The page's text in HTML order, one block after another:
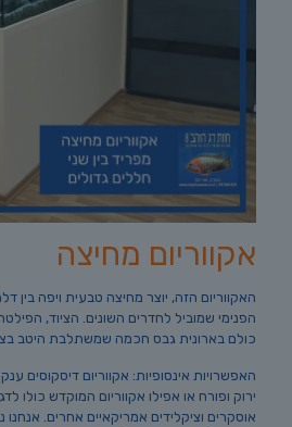
אקווריום מחיצה
האקווריום הזה, יוצר מחיצה טבעית ויפה בין
הפנימי שמוביל לחדרים השונים. הציוד,
כולם בארונית גבס חכמה שמשתלבת היטב
האפשרויות אינסופיות: אקווריום דיסקוסים
ירוק ופורח או אפילו אקווריום המוקדש כולו
אוסקרים וציקלידים אמריקאיים אחרים.